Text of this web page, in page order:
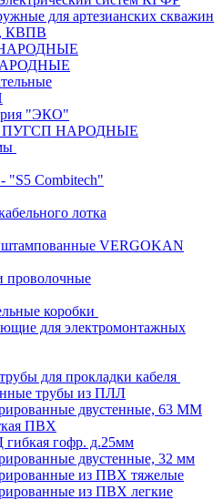
для артезианских скважин
КВПВ
"ЭКО"
ПУГСП НАРОДНЫЕ
"S5 Combitech"
лотка
штампованные VERGOKAN
проволочные
коробки
для электромонтажных
для прокладки кабеля
трубы из ПЛЛ
двустенные, 63 ММ
ПВХ
гофр. д.25мм
двустенные, 32 мм
из ПВХ тяжелые
из ПВХ легкие